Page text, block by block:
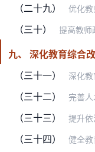
（二十九） 优化教师管理和资源配置
（三十） 提高教师政治地位、社会地位、
九、 深化教育综合
（三十一）
深化教育评价改革。各
（三十二） 完善人才培养与经济社会
（三十三） 提升依法治教和管理水平
（三十四） 健全教育战略性投入机制